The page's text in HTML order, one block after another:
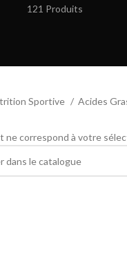
121 Produits
Sportive Acides
ne correspond à votre